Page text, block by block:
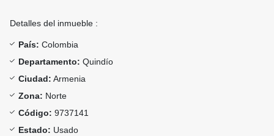
Detalles del inmueble :
País: Colombia
Departamento: Quindío
Ciudad: Armenia
Zona: Norte
Código: 9737141
Estado: Usado